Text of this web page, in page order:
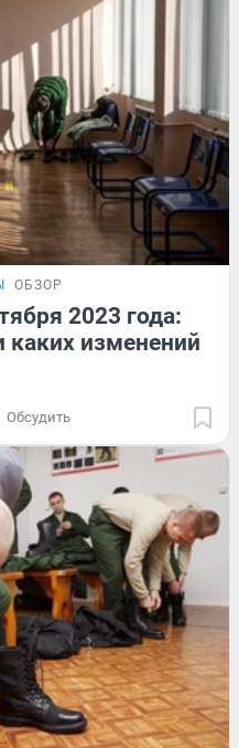
ОБЗОР
2023 года:
каких изменений
Обсудить